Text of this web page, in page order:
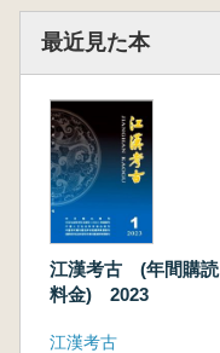
最近見た本
江漢考古 (年間購読
料金) 2023
江漢考古